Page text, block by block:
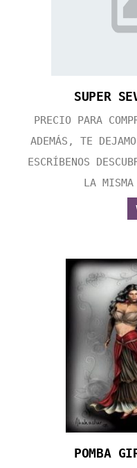
SUPER
PRECIO PARA
ADEMÁS, TE
ESCRÍBENOS
LA
POMBA